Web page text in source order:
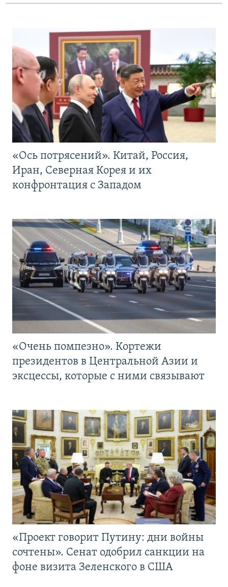
«Ось потрясений». Китай, Россия,
Иран, Северная Корея и их
конфронтация с Западом
«Очень помпезно». Кортежи
президентов в Центральной Азии и
эксцессы, которые с ними связывают
«Проект говорит Путину: дни войны
сочтены». Сенат одобрил санкции на
фоне визита Зеленского в США